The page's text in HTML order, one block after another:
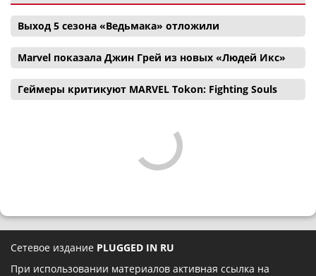
Выход 5 сезона «Ведьмака» отложили
Marvel показала Джин Грей из новых «Людей Икс»
Геймеры критикуют MARVEL Tokon: Fighting Souls
Сетевое издание PLUGGED IN RU
При использовании материалов активная ссылка на